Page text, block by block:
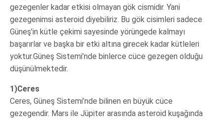
gezegenler kadar etkisi olmayan gök cismidir. Yani
gezegenimsi asteroid diyebiliriz. Bu gök cisimleri sadece
Güneş’in kütle çekimi sayesinde yörüngede kalmayı
başarırlar ve başka bir etki altına girecek kadar kütleleri
yoktur.Güneş Sistemi’nde binlerce cüce gezegen olduğu
düşünülmektedir.
1)Ceres
Ceres, Güneş Sistemi’nde bilinen en büyük cüce
gezegendir. Mars ile Jüpiter arasında asteroid kuşağında